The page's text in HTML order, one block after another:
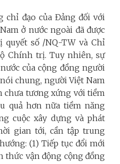
chỉ đạo của Đảng đối với
ở nước ngoài đã được
số /NQ-TW và Chỉ
Chính trị. Tuy nhiên, sự
của cộng đồng người
chung, người Việt Nam
chưa tương xứng với tiềm
quả hơn nữa tiềm năng
cuộc xây dựng và phát
gian tới, cần tập trung
(1) Tiếp tục đổi mới
thức vận động cộng đồng